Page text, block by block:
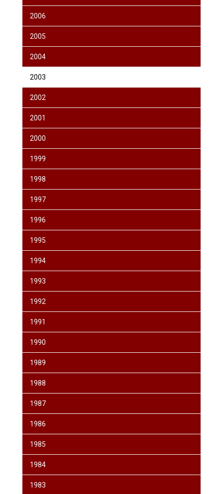
2006
2005
2004
2003
2002
2001
2000
1999
1998
1997
1996
1995
1994
1993
1992
1991
1990
1989
1988
1987
1986
1985
1984
1983